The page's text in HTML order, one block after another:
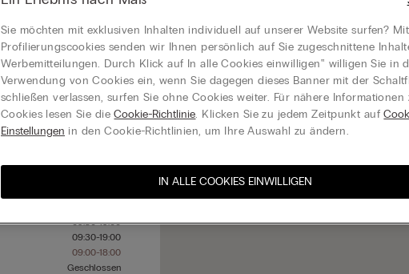
09:30-19:00
09:30-19:00
09:00-18:00
Geschlossen
Sie möchten mit exklusiven Inhalten individuell auf unserer Website surfen?
Profilierungscookies senden wir Ihnen persönlich auf Sie zugeschnittene
Werbemitteilungen. Durch Klick auf In alle Cookies einwilligen‟ willigen Sie in
Verwendung von Cookies ein, wenn Sie dagegen dieses Banner mit der
schließen verlassen, surfen Sie ohne Cookies weiter. Für nähere Informationen
Cookies lesen Sie dieCookie-Richtlinie. Klicken Sie zu jedem Zeitpunkt auf
Einstellungen in den Cookie-Richtlinien, um Ihre Auswahl zu ändern.
IN ALLE COOKIES EINWILLIGEN